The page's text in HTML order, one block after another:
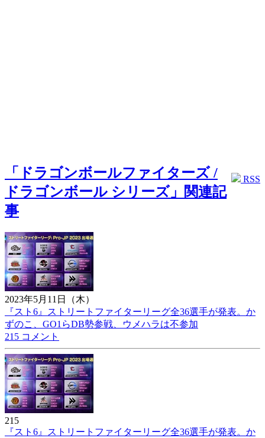
RSS
「ドラゴンボールファイターズ /
ドラゴンボール シリーズ」関連記
事
2023年5月11日（木）
『スト6』ストリートファイターリーグ全36選手が発表。か
ずのこ、GO1らDB勢参戦、ウメハラは不参加
215 コメント
215
『スト6』ストリートファイターリーグ全36選手が発表。か